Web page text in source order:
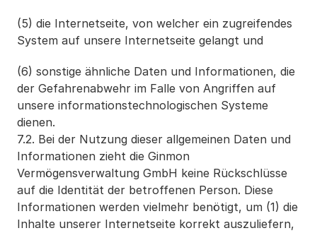
(5) die Internetseite, von welcher ein zugreifendes
System auf unsere Internetseite gelangt und
(6) sonstige ähnliche Daten und Informationen, die
der Gefahrenabwehr im Falle von Angriffen auf
unsere informationstechnologischen Systeme
dienen.
7.2. Bei der Nutzung dieser allgemeinen Daten und
Informationen zieht die Ginmon
Vermögensverwaltung GmbH keine Rückschlüsse
auf die Identität der betroffenen Person. Diese
Informationen werden vielmehr benötigt, um (1) die
Inhalte unserer Internetseite korrekt auszuliefern,